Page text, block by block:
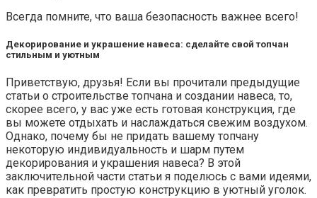
Всегда помните, что ваша безопасность важнее всего!
Декорирование и украшение навеса: сделайте свой топчан
стильным и уютным
Приветствую, друзья! Если вы прочитали предыдущие
статьи о строительстве топчана и создании навеса, то,
скорее всего, у вас уже есть готовая конструкция, где
вы можете отдыхать и наслаждаться свежим воздухом.
Однако, почему бы не придать вашему топчану
некоторую индивидуальность и шарм путем
декорирования и украшения навеса? В этой
заключительной части статьи я поделюсь с вами идеями,
как превратить простую конструкцию в уютный уголок.